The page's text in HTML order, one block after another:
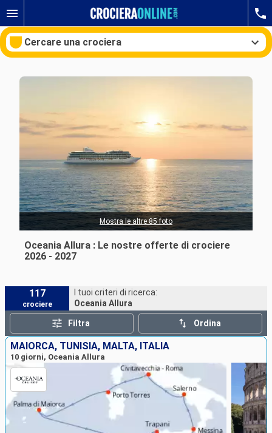
Cercare una crociera
Mesi di partenza
Porti Compagnie
Ricerca
Oceania Allura : Le nostre offerte di crociere
2026 - 2027
Mostra le altre 85 foto
117
crociere
I tuoi criteri di ricerca:
Oceania Allura
Filtra Ordina
MAIORCA, TUNISIA, MALTA, ITALIA
10 giorni, Oceania Allura